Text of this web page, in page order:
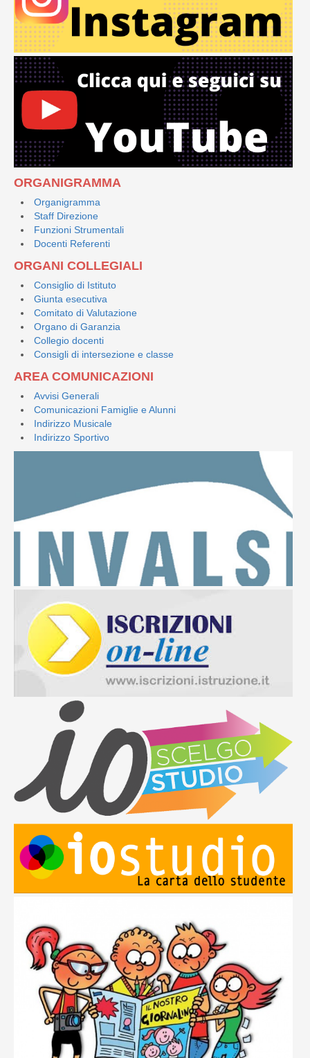
ORGANIGRAMMA
Organigramma
Staff Direzione
Funzioni Strumentali
Docenti Referenti
ORGANI COLLEGIALI
Consiglio di Istituto
Giunta esecutiva
Comitato di Valutazione
Organo di Garanzia
Collegio docenti
Consigli di intersezione e classe
AREA COMUNICAZIONI
Avvisi Generali
Comunicazioni Famiglie e Alunni
Indirizzo Musicale
Indirizzo Sportivo